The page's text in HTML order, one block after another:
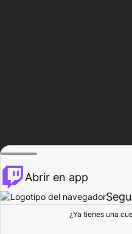
Explorar
Abrir en app
¿Ya tienes una